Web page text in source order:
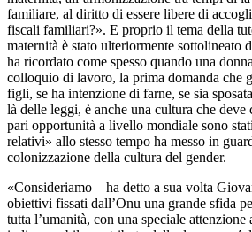
familiare, al diritto di essere libere di
fiscali familiari?». E proprio il tema della
maternità è stato ulteriormente sottolineato
ha ricordato come spesso quando una
colloquio di lavoro, la prima domanda che
figli, se ha intenzione di farne, se sia
là delle leggi, è anche una cultura che deve
pari opportunità a livello mondiale sono
relativi» allo stesso tempo ha messo in
colonizzazione della cultura del gender.
«Consideriamo – ha detto a sua volta
obiettivi fissati dall’Onu una grande sfida
tutta l’umanità, con una speciale attenzione